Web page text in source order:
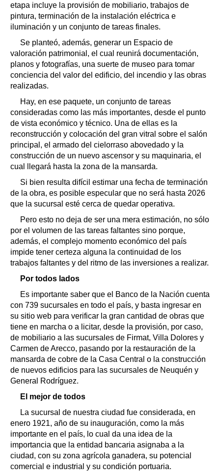
etapa incluye la provisión de mobiliario, trabajos de
pintura, terminación de la instalación eléctrica e
iluminación y un conjunto de tareas finales.
Se planteó, además, generar un Espacio de
valoración patrimonial, el cual reunirá documentación,
planos y fotografías, una suerte de museo para tomar
conciencia del valor del edificio, del incendio y las obras
realizadas.
Hay, en ese paquete, un conjunto de tareas
consideradas como las más importantes, desde el punto
de vista económico y técnico. Una de ellas es la
reconstrucción y colocación del gran vitral sobre el salón
principal, el armado del cielorraso abovedado y la
construcción de un nuevo ascensor y su maquinaria, el
cual llegará hasta la zona de la mansarda.
Si bien resulta difícil estimar una fecha de terminación
de la obra, es posible especular que no será hasta 2026
que la sucursal esté cerca de quedar operativa.
Pero esto no deja de ser una mera estimación, no sólo
por el volumen de las tareas faltantes sino porque,
además, el complejo momento económico del país
impide tener certeza alguna la continuidad de los
trabajos faltantes y del ritmo de las inversiones a realizar.
Por todos lados
Es importante saber que el Banco de la Nación cuenta
con 739 sucursales en todo el país, y basta ingresar en
su sitio web para verificar la gran cantidad de obras que
tiene en marcha o a licitar, desde la provisión, por caso,
de mobiliario a las sucursales de Firmat, Villa Dolores y
Carmen de Arecco, pasando por la restauración de la
mansarda de cobre de la Casa Central o la construcción
de nuevos edificios para las sucursales de Neuquén y
General Rodríguez.
El mejor de todos
La sucursal de nuestra ciudad fue considerada, en
enero 1921, año de su inauguración, como la más
importante en el país, lo cual da una idea de la
importancia que la entidad bancaria asignaba a la
ciudad, con su zona agrícola ganadera, su potencial
comercial e industrial y su condición portuaria.